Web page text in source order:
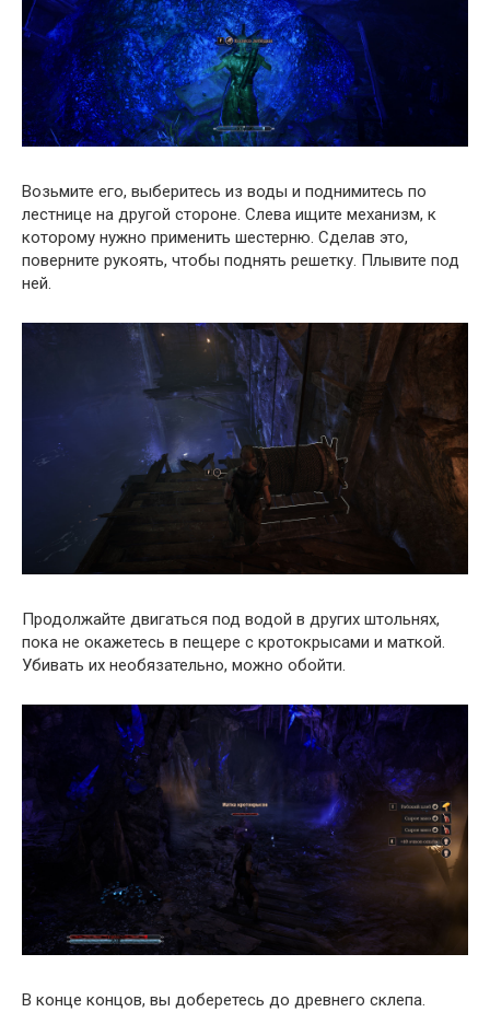
Возьмите его, выберитесь из воды и поднимитесь по
лестнице на другой стороне. Слева ищите механизм, к
которому нужно применить шестерню. Сделав это,
поверните рукоять, чтобы поднять решетку. Плывите под
ней.
Продолжайте двигаться под водой в других штольнях,
пока не окажетесь в пещере с кротокрысами и маткой.
Убивать их необязательно, можно обойти.
В конце концов, вы доберетесь до древнего склепа.